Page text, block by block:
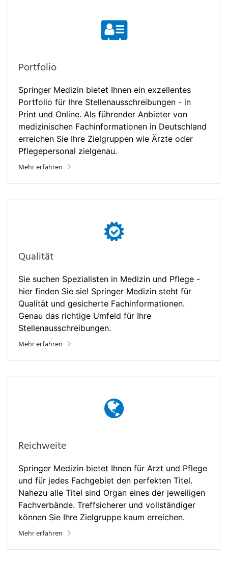
Portfolio
Springer Medizin bietet Ihnen ein exzellentes
Portfolio für Ihre Stellenausschreibungen - in
Print und Online. Als führender Anbieter von
medizinischen Fachinformationen in Deutschland
erreichen Sie Ihre Zielgruppen wie Ärzte oder
Pflegepersonal zielgenau.
Mehr erfahren
Qualität
Sie suchen Spezialisten in Medizin und Pflege -
hier finden Sie sie! Springer Medizin steht für
Qualität und gesicherte Fachinformationen.
Genau das richtige Umfeld für Ihre
Stellenausschreibungen.
Mehr erfahren
Reichweite
Springer Medizin bietet Ihnen für Arzt und Pflege
und für jedes Fachgebiet den perfekten Titel.
Nahezu alle Titel sind Organ eines der jeweiligen
Fachverbände. Treffsicherer und vollständiger
können Sie Ihre Zielgruppe kaum erreichen.
Mehr erfahren